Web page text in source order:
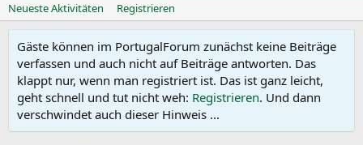
Neueste Aktivitäten Registrieren
Gäste können im PortugalForum zunächst keine Beiträge
verfassen und auch nicht auf Beiträge antworten. Das
klappt nur, wenn man registriert ist. Das ist ganz leicht,
geht schnell und tut nicht weh: Registrieren. Und dann
verschwindet auch dieser Hinweis ...